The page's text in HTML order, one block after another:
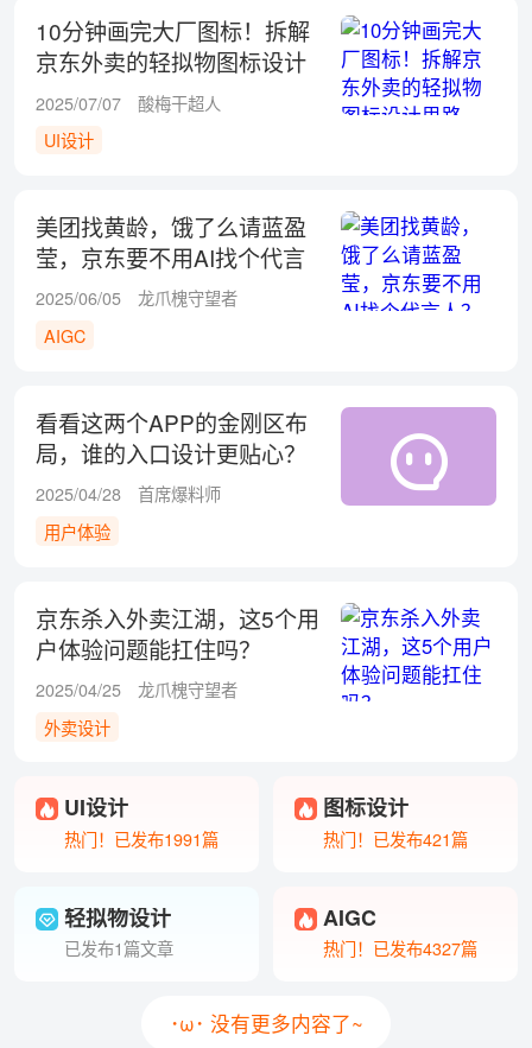
10分钟画完大厂图标！拆解
京东外卖的轻拟物图标设计
思路
2025/07/07
酸梅干超人
UI设计
美团找黄龄，饿了么请蓝盈
莹，京东要不用AI找个代言
人？
2025/06/05
龙爪槐守望者
AIGC
看看这两个APP的金刚区布
局，谁的入口设计更贴心？
2025/04/28
首席爆料师
用户体验
京东杀入外卖江湖，这5个用
户体验问题能扛住吗？
2025/04/25
龙爪槐守望者
外卖设计
UI设计
热门！已发布1991篇
图标设计
热门！已发布421篇
轻拟物设计
已发布1篇文章
AIGC
热门！已发布4327篇
･ω･ 没有更多内容了~